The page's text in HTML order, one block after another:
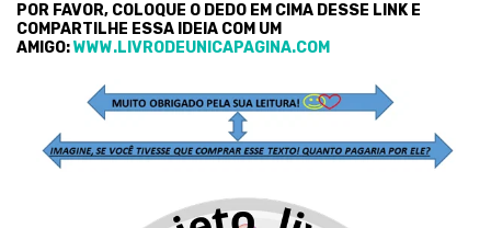
POR FAVOR, COLOQUE O DEDO EM CIMA DESSE LINK E
COMPARTILHE ESSA IDEIA COM UM
AMIGO:WWW.LIVRODEUNICAPAGINA.COM